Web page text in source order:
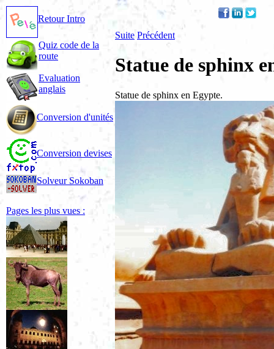
Retour Intro
Quiz code de la
route
Evaluation
anglais
Conversion d'unités
Conversion devises
Solveur Sokoban
Pages les plus vues :
Suite Précédent
Statue de sphinx
Statue de sphinx en Egypte.